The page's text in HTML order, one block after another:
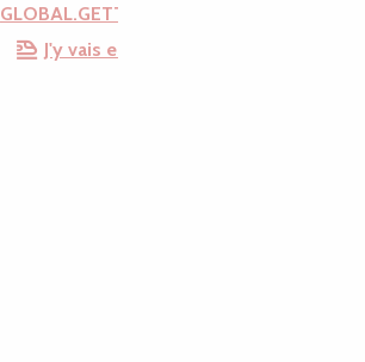
GLOBAL.GETTING_THERE
J'y vais en train !